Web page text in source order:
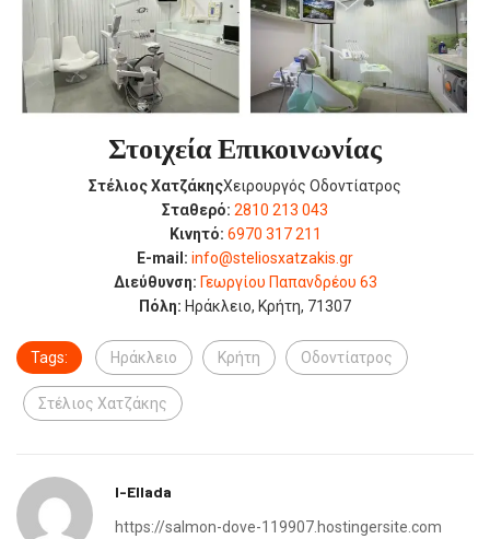
Στοιχεία Επικοινωνίας
Στέλιος ΧατζάκηςΧειρουργός Οδοντίατρος
Σταθερό: 2810 213 043
Κινητό: 6970 317 211
E-mail: info@steliosxatzakis.gr
Διεύθυνση: Γεωργίου Παπανδρέου 63
Πόλη: Ηράκλειο, Κρήτη, 71307
Tags: Ηράκλειο Κρήτη Οδοντίατρος
Στέλιος Χατζάκης
I-Ellada
https://salmon-dove-119907.hostingersite.com